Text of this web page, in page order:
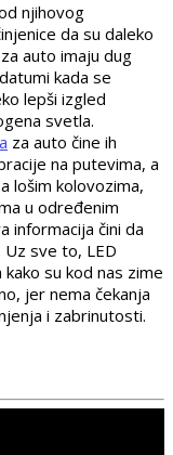
njihovog
da su daleko
auto imaju dug
kada se
lepši izgled
svetla.
za auto čine ih
na putevima, a
lošim kolovozima,
u određenim
informacija čini da
sve to, LED
su kod nas zime
jer nema čekanja
i zabrinutosti.